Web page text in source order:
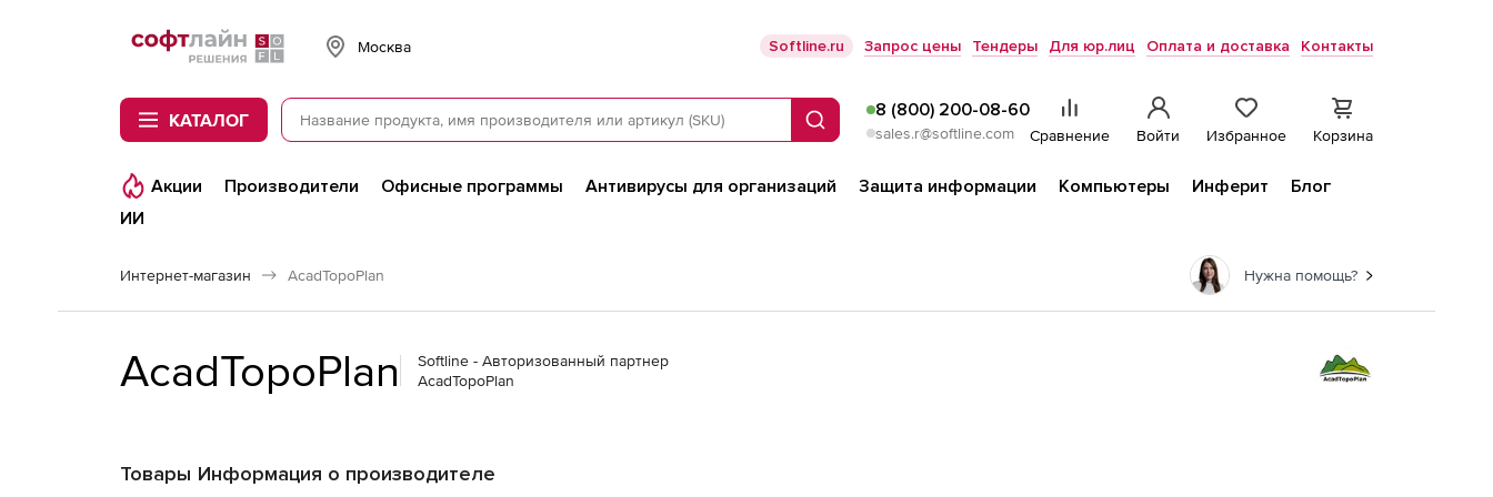
Softline
Москва Softline.ru Запрос цены Тендеры Для юр.лиц Оплата и доставка Контакты
КАТАЛОГ Поиск
8 (800) 200-08-60
sales.r@softline.com Сравнение Войти Избранное Корзина
Акции Производители Офисные программы Антивирусы для организаций Защита информации Компьютеры Инферит
Блог
ИИ
Интернет-магазин AcadTopoPlan Нужна помощь?
AcadTopoPlan
Softline - Авторизованный партнер
AcadTopoPlan
Товары Информация о производителе